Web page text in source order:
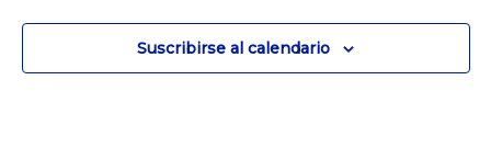
Suscribirse al calendario